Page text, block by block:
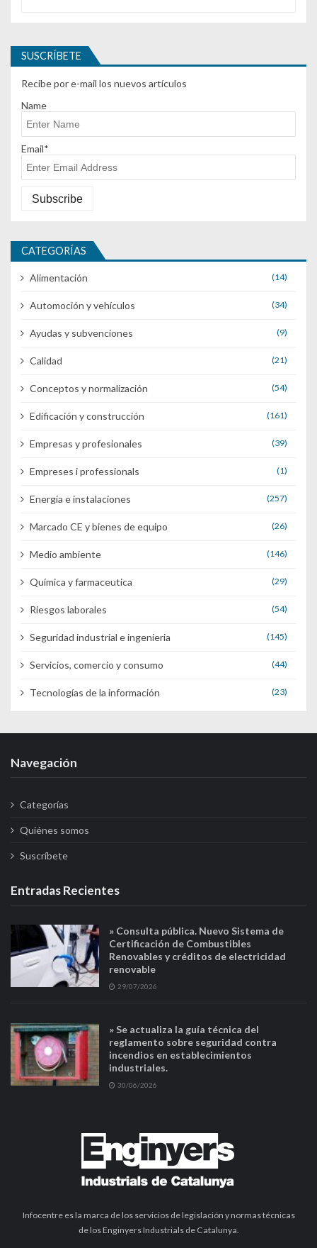
SUSCRÍBETE
Recibe por e-mail los nuevos artículos
Name
Email*
CATEGORÍAS
Alimentación (14)
Automoción y vehículos (34)
Ayudas y subvenciones (9)
Calidad (21)
Conceptos y normalización (54)
Edificación y construcción (161)
Empresas y profesionales (39)
Empreses i professionals (1)
Energía e instalaciones (257)
Marcado CE y bienes de equipo (26)
Medio ambiente (146)
Química y farmaceutica (29)
Riesgos laborales (54)
Seguridad industrial e ingenieria (145)
Servicios, comercio y consumo (44)
Tecnologías de la información (23)
Navegación
Categorías
Quiénes somos
Suscríbete
Entradas Recientes
» Consulta pública. Nuevo Sistema de
Certificación de Combustibles
Renovables y créditos de electricidad
renovable
29/07/2026
» Se actualiza la guía técnica del
reglamento sobre seguridad contra
incendios en establecimientos
industriales.
30/06/2026
Infocentre es la marca de los servicios de legislación y normas técnicas
de los Enginyers Industrials de Catalunya.